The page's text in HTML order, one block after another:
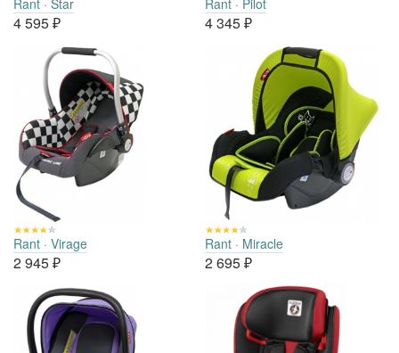
Rant · Star
4 595₽
Rant · Pilot
4 345₽
Rant · Virage
2 945₽
Rant · Miracle
2 695₽